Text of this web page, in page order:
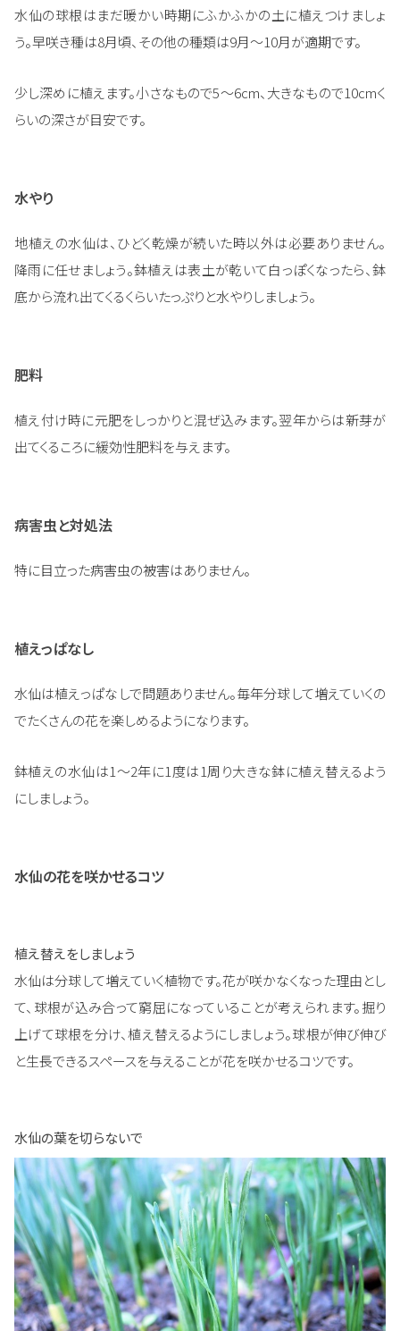
水仙の球根はまだ暖かい時期にふかふかの土に植えつけましょ
う。早咲き種は8月頃、その他の種類は9月～10月が適期です。
少し深めに植えます。小さなもので5～6cm、大きなもので10cmく
らいの深さが目安です。
水やり
地植えの水仙は、ひどく乾燥が続いた時以外は必要ありません。
降雨に任せましょう。鉢植えは表土が乾いて白っぽくなったら、鉢
底から流れ出てくるくらいたっぷりと水やりしましょう。
肥料
植え付け時に元肥をしっかりと混ぜ込みます。翌年からは新芽が
出てくるころに緩効性肥料を与えます。
病害虫と対処法
特に目立った病害虫の被害はありません。
植えっぱなし
水仙は植えっぱなしで問題ありません。毎年分球して増えていくの
でたくさんの花を楽しめるようになります。
鉢植えの水仙は1～2年に1度は1周り大きな鉢に植え替えるよう
にしましょう。
水仙の花を咲かせるコツ
植え替えをしましょう
水仙は分球して増えていく植物です。花が咲かなくなった理由とし
て、球根が込み合って窮屈になっていることが考えられます。掘り
上げて球根を分け、植え替えるようにしましょう。球根が伸び伸び
と生長できるスペースを与えることが花を咲かせるコツです。
水仙の葉を切らないで